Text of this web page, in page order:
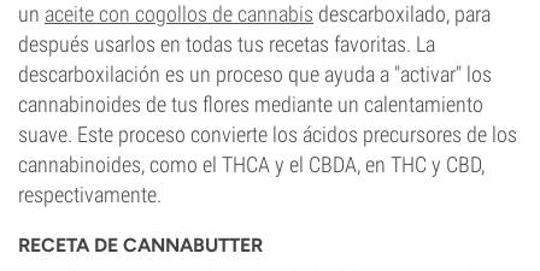
un aceite con cogollos de cannabis descarboxilado, para
después usarlos en todas tus recetas favoritas. La
descarboxilación es un proceso que ayuda a "activar" los
cannabinoides de tus flores mediante un calentamiento
suave. Este proceso convierte los ácidos precursores de los
cannabinoides, como el THCA y el CBDA, en THC y CBD,
respectivamente.
RECETA DE CANNABUTTER